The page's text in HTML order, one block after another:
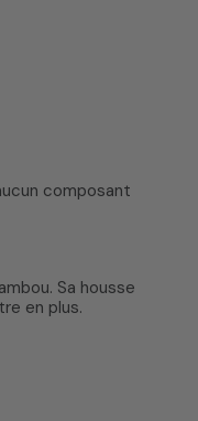
composant
Sa housse
en plus.